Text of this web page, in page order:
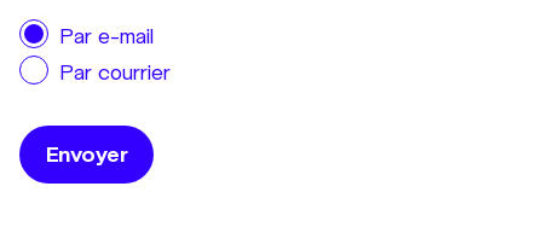
Par e-mail
Par courrier